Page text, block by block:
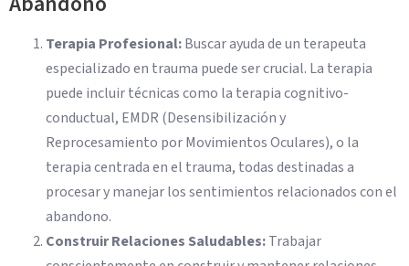
Terapia Profesional:Buscar ayuda de un terapeuta
especializado en trauma puede ser crucial. La terapia
puede incluir técnicas como la terapia cognitivo-
conductual, EMDR (Desensibilización y
Reprocesamiento por Movimientos Oculares), o la
terapia centrada en el trauma, todas destinadas a
procesar y manejar los sentimientos relacionados con el
abandono.
Construir Relaciones Saludables:Trabajar